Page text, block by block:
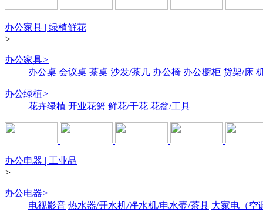
办公家具 | 绿植鲜花
>
办公家具>
办公桌 会议桌 茶桌 沙发/茶几 办公椅 办公橱柜 货架/床
办公绿植>
花卉绿植 开业花篮 鲜花/干花 花盆/工具
办公电器 | 工业品
>
办公电器>
电视影音 热水器/开水机/净水机/电水壶/茶具 大家电（空